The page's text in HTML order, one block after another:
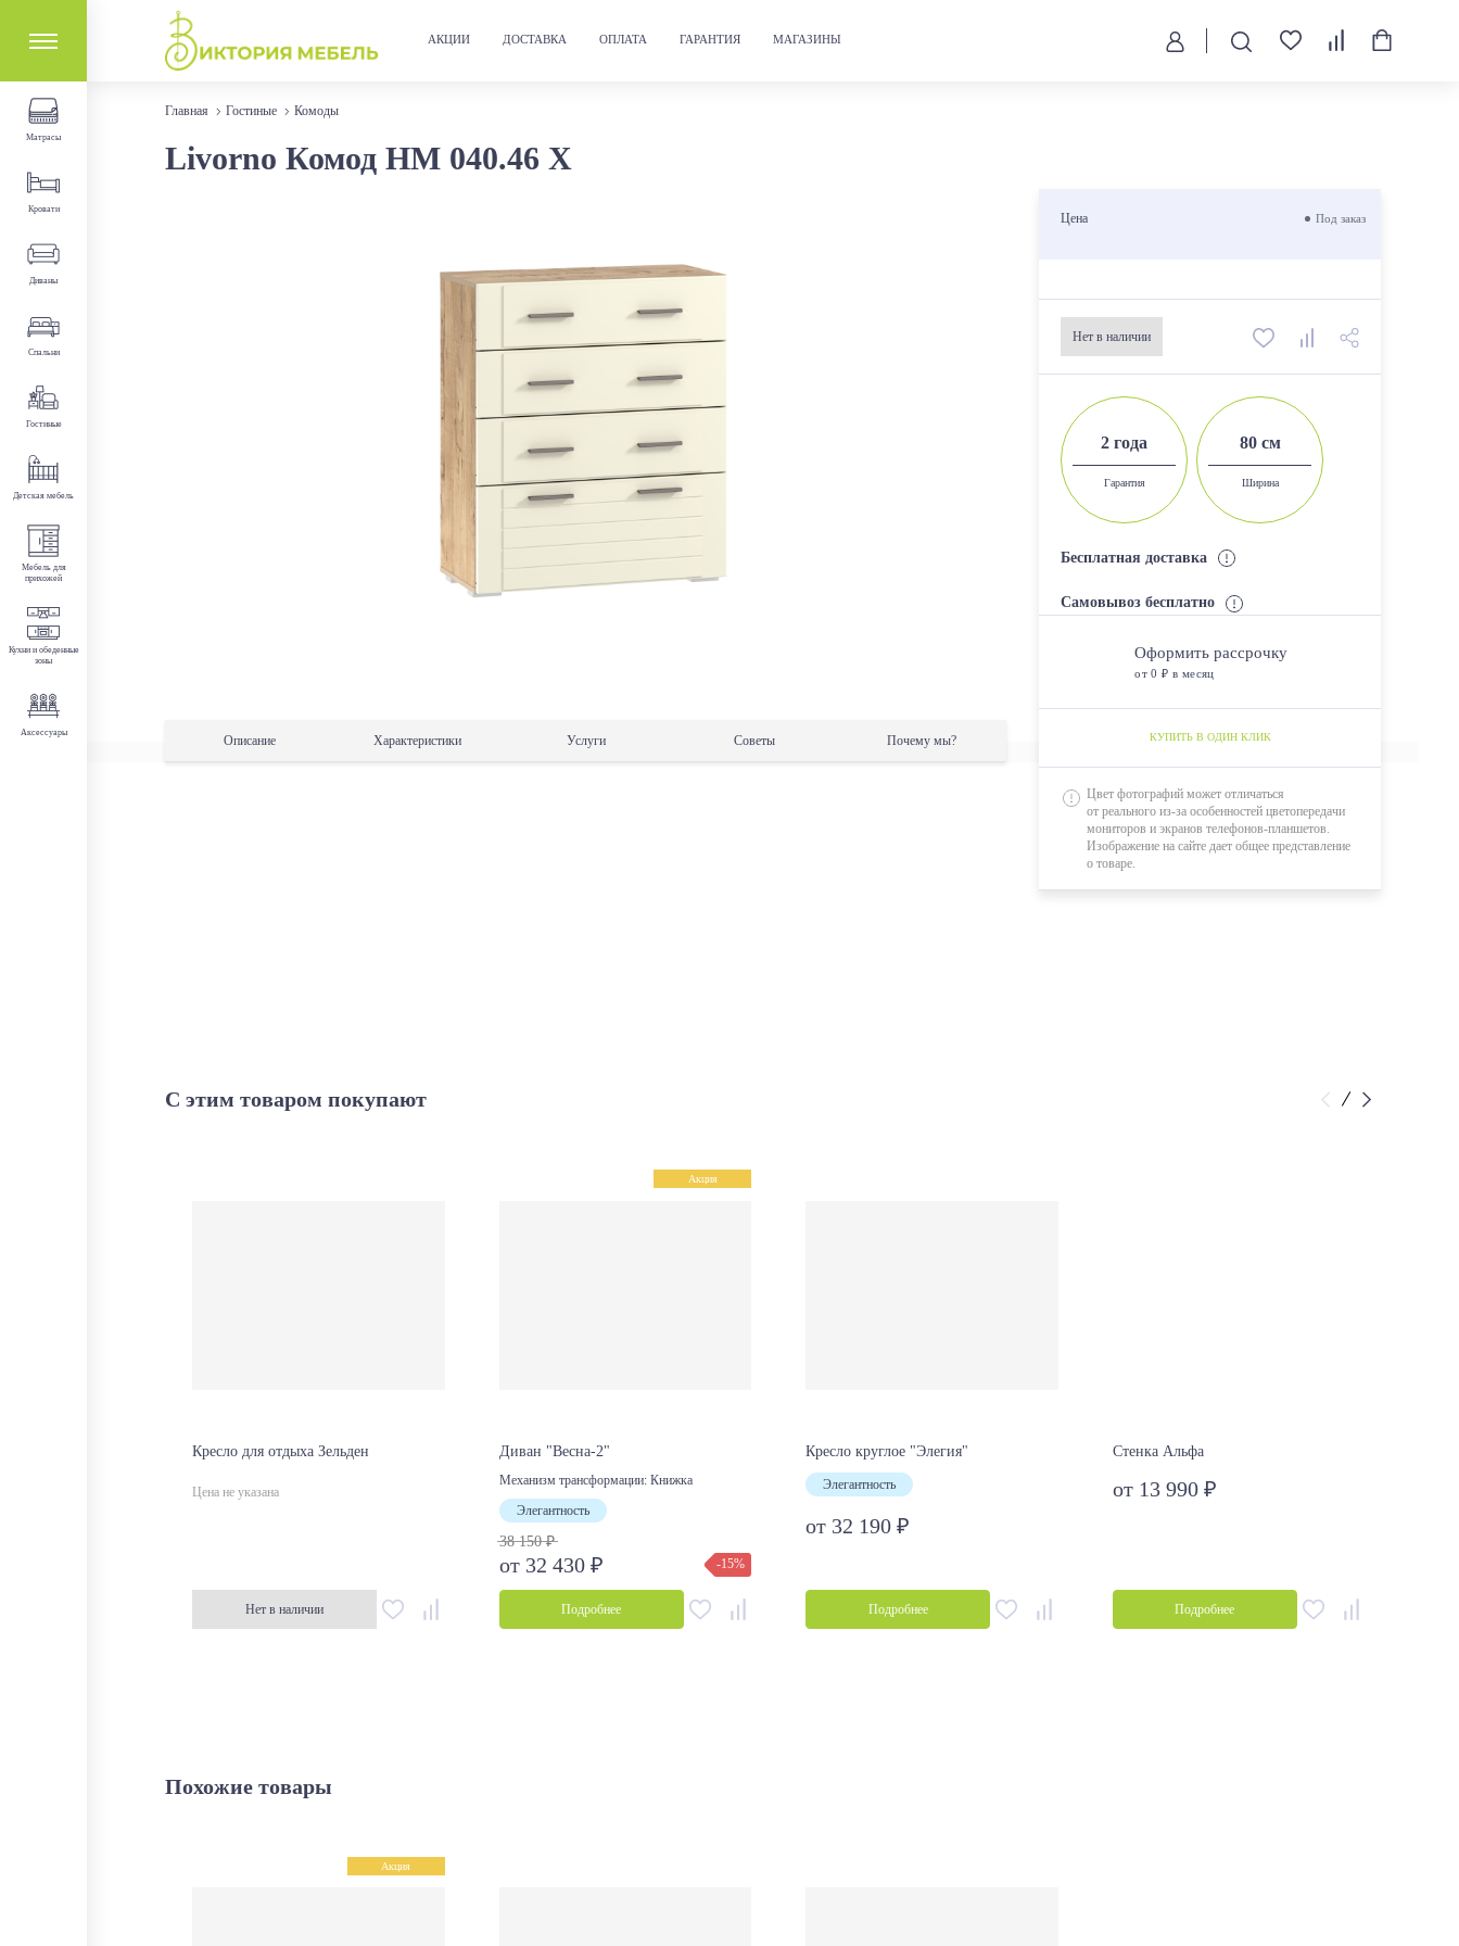
АКЦИИ ДОСТАВКА ОПЛАТА ГАРАНТИЯ МАГАЗИНЫ
Матрасы
Кровати
Диваны
Спальни
Гостиные
Детская мебель
Мебель для
прихожей
Кухни и обеденные
зоны
Аксессуары
Главная Гостиные Комоды
Livorno Комод НМ 040.46 Х
Описание Характеристики Услуги Советы Почему мы?
Цена Под заказ
Нет в наличии
2 года
Гарантия
80 см
Ширина
Бесплатная доставка
Самовывоз бесплатно
Оформить рассрочку
от 0 ₽ в месяц
КУПИТЬ В ОДИН КЛИК
Цвет фотографий может отличаться
от реального из-за особенностей цветопередачи
мониторов и экранов телефонов-планшетов.
Изображение на сайте дает общее представление
о товаре.
С этим товаром покупают
Кресло для отдыха Зельден
Цена не указана
Нет в наличии
Акция
Диван "Весна-2"
Механизм трансформации: Книжка
Элегантность
38 150 ₽
от 32 430 ₽ -15%
Подробнее
Кресло круглое "Элегия"
Элегантность
от 32 190 ₽
Подробнее
Стенка Альфа
от 13 990 ₽
Подробнее
Похожие товары
Акция